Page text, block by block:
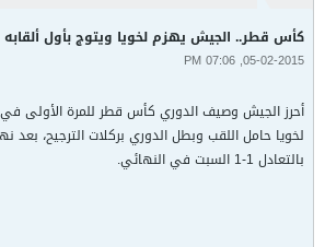
كأس قطر.. الجيش يهزم لخويا ويتوج بأول ألقابه
05-02-2015, 07:06 PM
أحرز الجيش وصيف الدوري كأس قطر للمرة الأولى
لخويا حامل اللقب وبطل الدوري بركلات الترجيح، بعد
بالتعادل 1-1 السبت في النهائي.